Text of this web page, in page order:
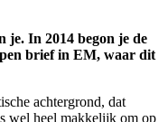
je. In 2014 begon je de
brief in EM, waar dit
achtergrond, dat
wel heel makkelijk om op